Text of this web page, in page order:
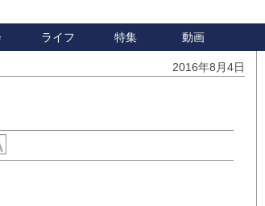
ライフ 特集 動画
2016年8月4日